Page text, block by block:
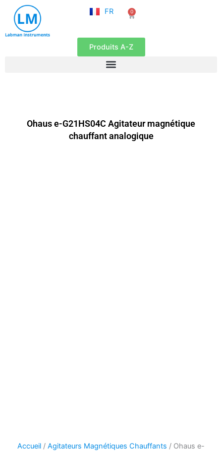
contenu
FR
EN
0
Panier
Produits A-Z
Ohaus e-G21HS04C Agitateur magnétique
chauffant analogique
Accueil / Agitateurs Magnétiques Chauffants / Ohaus e-